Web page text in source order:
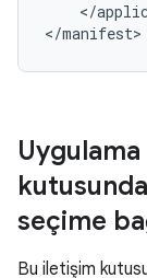
</
</manifest>
kutusunda
seçime
Bu iletişim